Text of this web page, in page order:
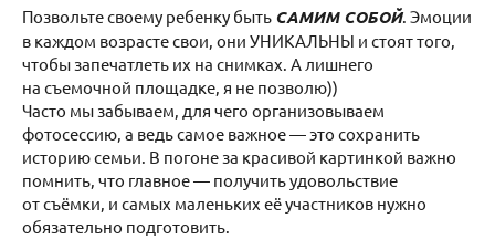
Позвольте своему ребенку быть САМИМ СОБОЙ. Эмоции
в каждом возрасте свои, они УНИКАЛЬНЫ и стоят того,
чтобы запечатлеть их на снимках. А лишнего
на съемочной площадке, я не позволю))
Часто мы забываем, для чего организовываем
фотосессию, а ведь самое важное — это сохранить
историю семьи. В погоне за красивой картинкой важно
помнить, что главное — получить удовольствие
от съёмки, и самых маленьких её участников нужно
обязательно подготовить.